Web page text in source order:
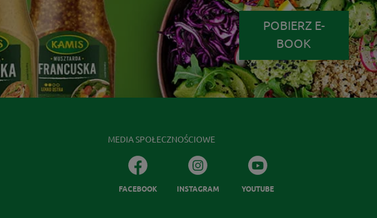
POBIERZ E-
BOOK
MEDIA SPOŁECZNOŚCIOWE
FACEBOOK INSTAGRAM YOUTUBE